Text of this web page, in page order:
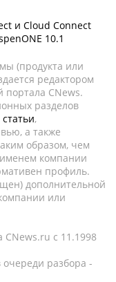
и Cloud Connect
10.1
(продукта или
редактором
портала CNews.
разделов
статьи,
а также
образом, чем
компании
профиль.
дополнительной
или
c 11.1998
разбора -